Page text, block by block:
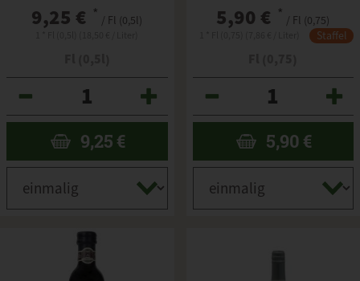
9,25 € * / Fl (0,5l)
9,25 €
5,90 € * / Fl (0,75)
Staffel
5,90 €